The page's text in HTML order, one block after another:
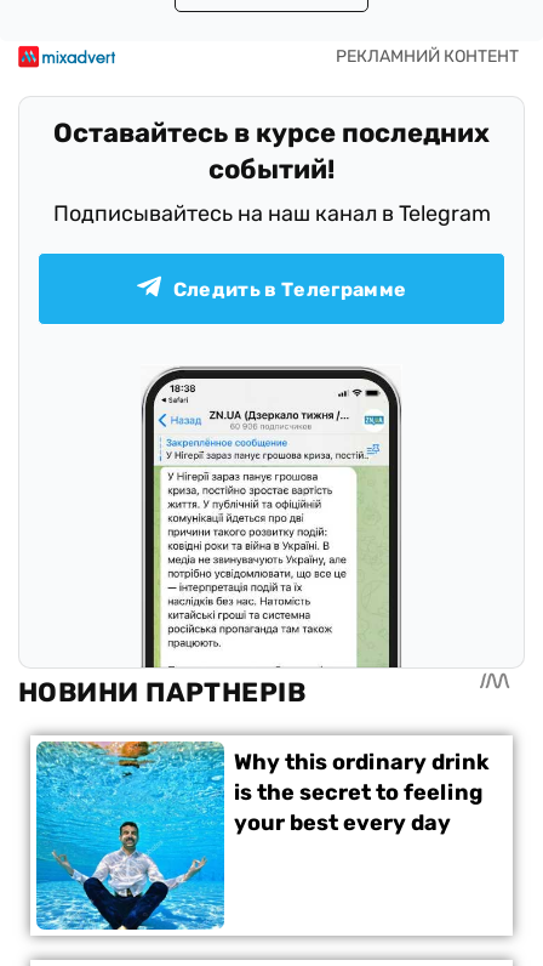
Оставайтесь в курсе последних
событий!
Подписывайтесь на наш канал в Telegram
Следить в Телеграмме